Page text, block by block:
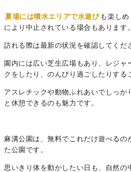
夏場には噴水エリアで水遊び も楽し
により中止されている場合もあります。
訪れる際は最新の状況を確認してくだ
園内には広い芝生広場もあり、レジャ
クをしたり、のんびり過ごしたりする
アスレチックや動物ふれあいでしっか
と休憩できるのも魅力です。
麻溝公園は、無料でこれだけ遊べるの
た公園です。
思いきり体を動かしたい日も、自然の